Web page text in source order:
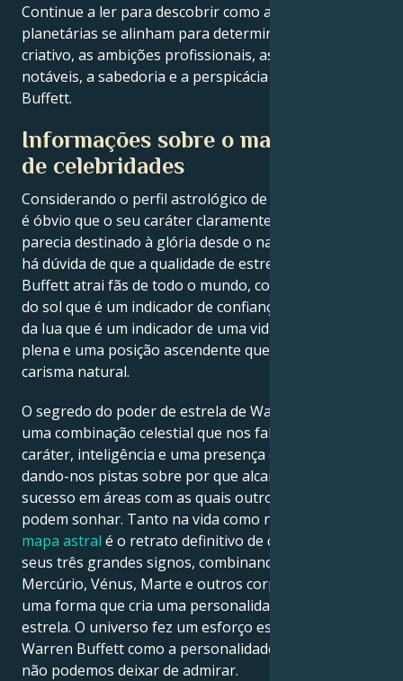
Continue a ler para descobrir como as forças
planetárias se alinham para determinar o génio
criativo, as ambições profissionais, as conquistas
notáveis, a sabedoria e a perspicácia de Warren
Buffett.
Informações sobre o mapa astral
de celebridades
Considerando o perfil astrológico de Warren Buffett,
é óbvio que o seu caráter claramente potente
parecia destinado à glória desde o nascimento. Não
há dúvida de que a qualidade de estrela de Warren
Buffett atrai fãs de todo o mundo, com uma posição
do sol que é um indicador de confiança, uma posição
da lua que é um indicador de uma vida emocional
plena e uma posição ascendente que define o seu
carisma natural.
O segredo do poder de estrela de Warren Buffett é
uma combinação celestial que nos fala sobre grande
caráter, inteligência e uma presença dinâmica –
dando-nos pistas sobre por que alcançaram o
sucesso em áreas com as quais outros apenas
podem sonhar. Tanto na vida como nos filmes, o seu
mapa astral é o retrato definitivo de cada um dos
seus três grandes signos, combinando-se com
Mercúrio, Vénus, Marte e outros corpos celestes de
uma forma que cria uma personalidade que é uma
estrela. O universo fez um esforço especial para criar
Warren Buffett como a personalidade lendária que
não podemos deixar de admirar.